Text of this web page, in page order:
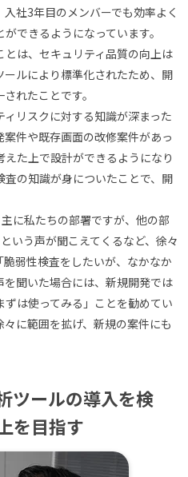
社3年目のメンバーでも効率よく
できるようになっています。
は、セキュリティ品質の向上は
ルにより標準化されたため、開
れたことです。
リスクに対する知識が深まった
件や既存画面の改修案件があっ
た上で設計ができるようになり
の知識が身についたことで、開
に私たちの部署ですが、他の部
いう声が聞こえてくるなど、徐々
弱性検査をしたいが、なかなか
を聞いた場合には、新規開発では
は使ってみる」ことを勧めてい
に範囲を拡げ、新規の案件にも
ツールの導入を検
を目指す